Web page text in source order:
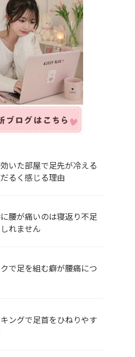
いた部屋で足先が冷える
るく感じる理由
腰が痛いのは寝返り不足
れません
で足を組む癖が腰痛につ
ングで足首をひねりやす